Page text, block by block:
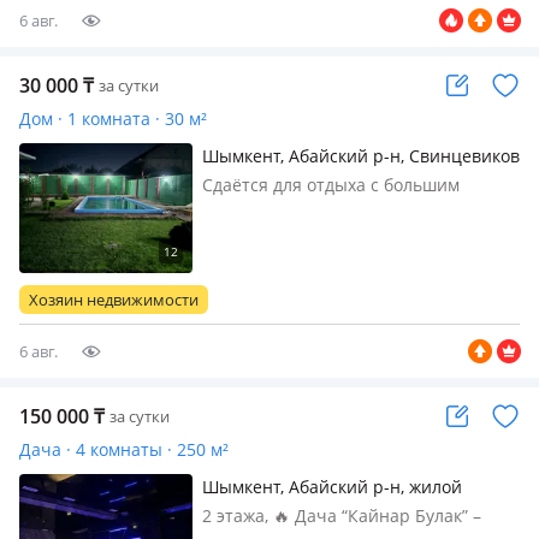
6 авг.
30 000₸ за сутки
Дом · 1 комната · 30 м²
Шымкент, Абайский р-н, Свинцевиков
2
Сдаётся для отдыха с большим
баня парилка, топчан большой 3х4,
рядом расположено кафе жареная
Хозяин недвижимости
6 авг.
150 000₸ за сутки
Дача · 4 комнаты · 250 м²
Шымкент, Абайский р-н, жилой
массив Кайнар Булак, Механизаторов
2 этажа, 🔥 Дача “Кайнар Булак” –